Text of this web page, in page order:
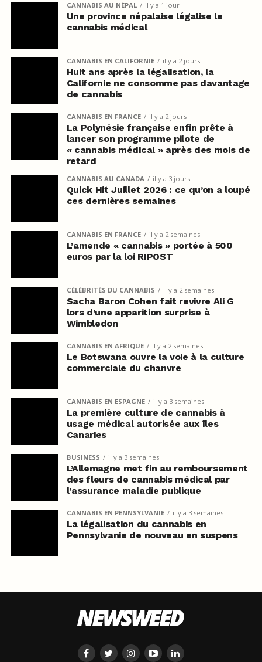
CANNABIS AU NÉPAL il y a 1 jour
Une province népalaise légalise le
cannabis médical
CANNABIS EN CALIFORNIE il y a 2 jours
Huit ans après la légalisation, la
Californie ne consomme pas davantage
de cannabis
CANNABIS EN FRANCE il y a 2 jours
La Polynésie française enfin prête à
lancer son programme pilote de
« cannabis médical » après des mois de
retard
CANNABIS AU CANADA il y a 3 jours
Quick Hit Juillet 2026 : ce qu’on a loupé
ces dernières semaines
CANNABIS EN FRANCE il y a 2 semaines
L’amende « cannabis » portée à 500
euros par la loi RIPOST
CÉLÉBRITÉS DU CANNABIS il y a 2 semaines
Sacha Baron Cohen fait revivre Ali G
lors d’une apparition surprise à
Wimbledon
CANNABIS EN AFRIQUE il y a 2 semaines
Le Botswana ouvre la voie à la culture
commerciale du chanvre
CANNABIS EN ESPAGNE il y a 3 semaines
La première culture de cannabis à
usage médical autorisée aux îles
Canaries
BUSINESS il y a 3 semaines
L’Allemagne met fin au remboursement
des fleurs de cannabis médical par
l’assurance maladie publique
CANNABIS EN PENNSYLVANIE il y a 3 semaines
La légalisation du cannabis en
Pennsylvanie de nouveau en suspens